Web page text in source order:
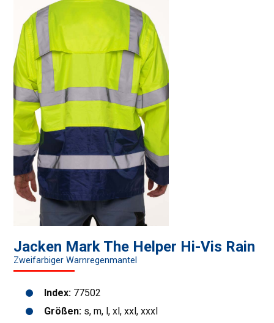
Jacken Mark The Helper Hi-Vis Rain
Zweifarbiger Warnregenmantel
Index: 77502
Größen: s, m, l, xl, xxl, xxxl